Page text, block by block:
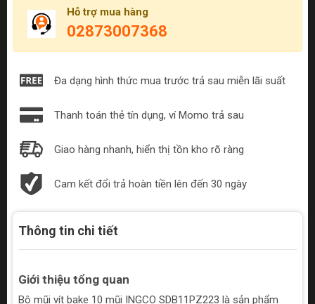
Hỗ trợ mua hàng
02873007368
Đa dạng hình thức mua trước trả sau miễn lãi suất
Thanh toán thẻ tín dụng, ví Momo trả sau
Giao hàng nhanh, hiển thị tồn kho rõ ràng
Cam kết đổi trả hoàn tiền lên đến 30 ngày
Thông tin chi tiết
Giới thiệu tổng quan
Bộ mũi vít bake 10 mũi INGCO SDB11PZ223 là sản phẩm